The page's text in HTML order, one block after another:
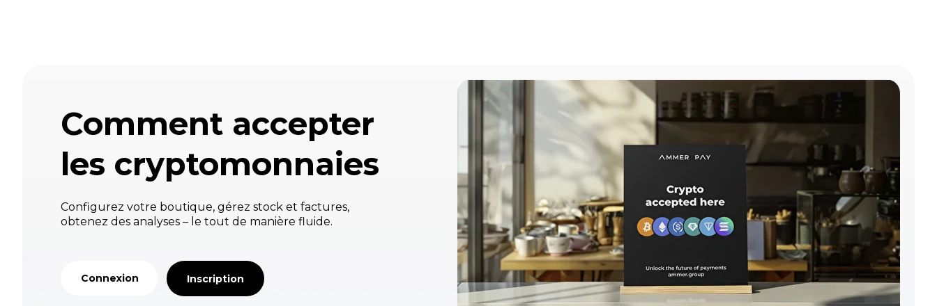
Inscription
Configurez votre boutique, gérez stock et factures,
obtenez des analyses – le tout de manière fluide.
Comment accepter
les cryptomonnaies
Connexion